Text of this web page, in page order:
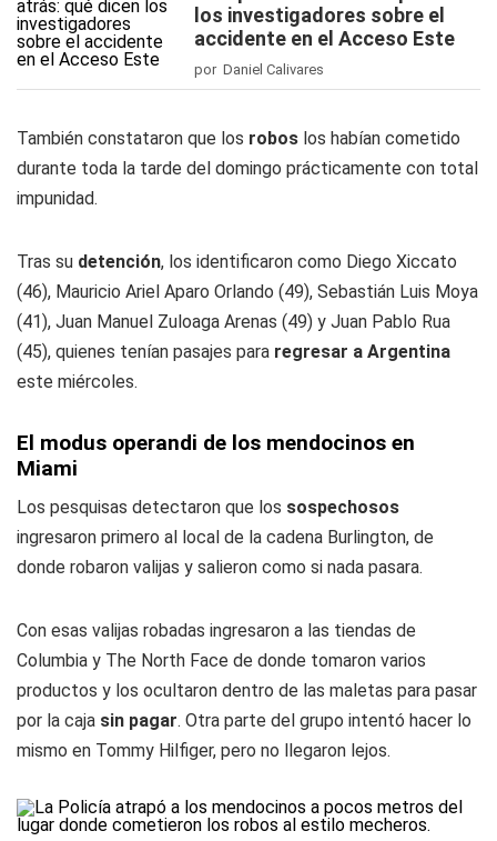
los investigadores sobre el
accidente en el Acceso Este
por Daniel Calivares
También constataron que los robos los habían cometido
durante toda la tarde del domingo prácticamente con total
impunidad.
Tras su detención, los identificaron como Diego Xiccato
(46), Mauricio Ariel Aparo Orlando (49), Sebastián Luis Moya
(41), Juan Manuel Zuloaga Arenas (49) y Juan Pablo Rua
(45), quienes tenían pasajes para regresar a Argentina
este miércoles.
El modus operandi de los mendocinos en
Miami
Los pesquisas detectaron que los sospechosos
ingresaron primero al local de la cadena Burlington, de
donde robaron valijas y salieron como si nada pasara.
Con esas valijas robadas ingresaron a las tiendas de
Columbia y The North Face de donde tomaron varios
productos y los ocultaron dentro de las maletas para pasar
por la caja sin pagar. Otra parte del grupo intentó hacer lo
mismo en Tommy Hilfiger, pero no llegaron lejos.